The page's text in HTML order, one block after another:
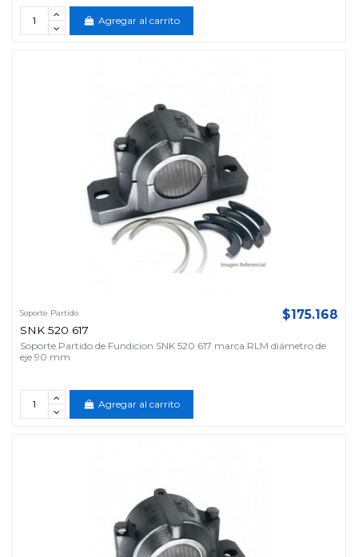
Agregar al carrito
Soporte Partido
SNK 520 617
$175.168
Soporte Partido de Fundicion SNK 520 617 marca RLM diámetro de
eje 90 mm
Agregar al carrito